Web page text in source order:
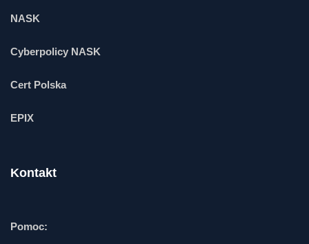
NASK
Cyberpolicy NASK
Cert Polska
EPIX
Kontakt
Pomoc: